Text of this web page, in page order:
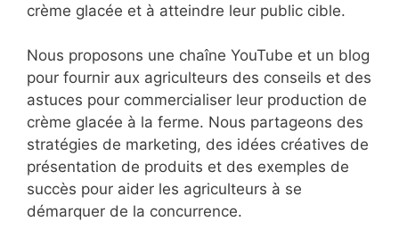
crème glacée et à atteindre leur public cible.
Nous proposons une chaîne YouTube et un blog
pour fournir aux agriculteurs des conseils et des
astuces pour commercialiser leur production de
crème glacée à la ferme. Nous partageons des
stratégies de marketing, des idées créatives de
présentation de produits et des exemples de
succès pour aider les agriculteurs à se
démarquer de la concurrence.